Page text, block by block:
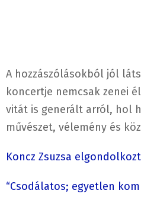
A hozzászólásokból jól
koncertje nemcsak zenei
vitát is generált arról, hol
művészet, vélemény és
Koncz Zsuzsa
“Csodálatos; egyetlen